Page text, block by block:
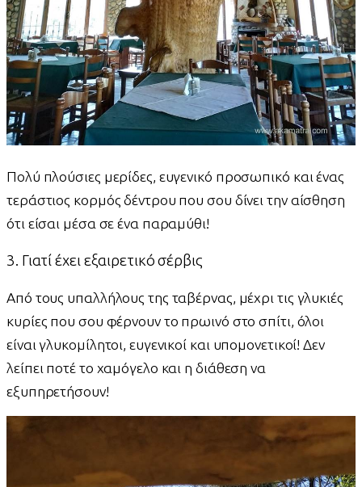
Πολύ πλούσιες μερίδες, ευγενικό προσωπικό και ένας
τεράστιος κορμός δέντρου που σου δίνει την αίσθηση
ότι είσαι μέσα σε ένα παραμύθι!
3. Γιατί έχει εξαιρετικό σέρβις
Από τους υπαλλήλους της ταβέρνας, μέχρι τις γλυκιές
κυρίες που σου φέρνουν το πρωινό στο σπίτι, όλοι
είναι γλυκομίλητοι, ευγενικοί και υπομονετικοί! Δεν
λείπει ποτέ το χαμόγελο και η διάθεση να
εξυπηρετήσουν!